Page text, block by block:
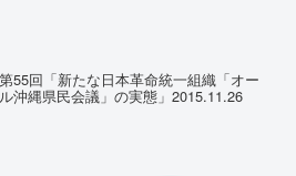
）
第55回「新たな日本革命統一組織「オー
ル沖縄県民会議」の実態」2015.11.26